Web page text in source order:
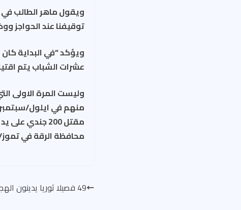
ويقول ماهر الطالب
توقيفنا عند الحواجز
ويؤكد “في البداية
عشرات الشباب يتم
وليست المرة الاولى
محافظة الرقة في تموز/
49 فصيلا ثوريا يدينون الهجمات الارهابية على باريس